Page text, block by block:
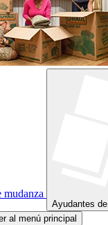
mudanza
Ayudantes
al menú principal